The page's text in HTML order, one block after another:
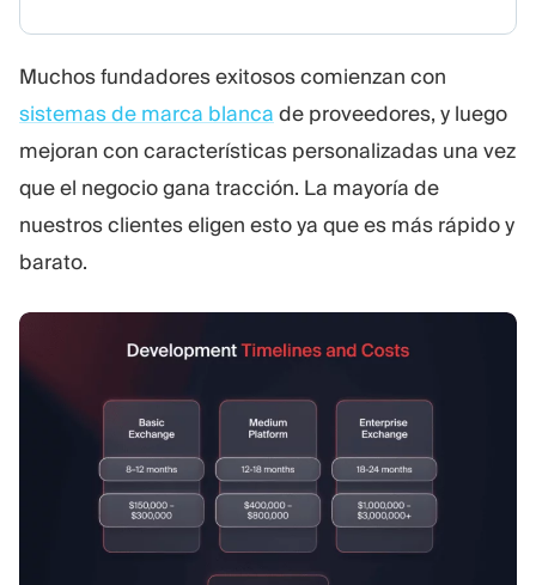
Muchos fundadores exitosos comienzan con
sistemas de marca blanca de proveedores, y luego
mejoran con características personalizadas una vez
que el negocio gana tracción. La mayoría de
nuestros clientes eligen esto ya que es más rápido y
barato.